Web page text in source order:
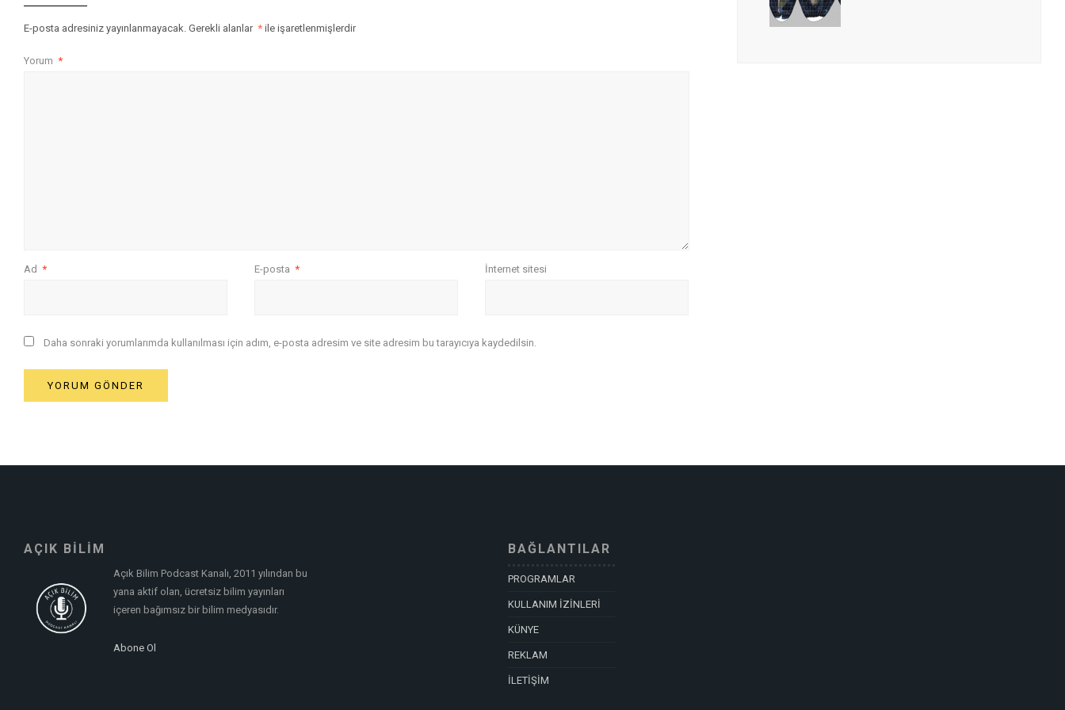
E-posta adresiniz yayınlanmayacak. Gerekli alanlar * ile işaretlenmişlerdir
Yorum *
Ad * E-posta * İnternet sitesi
Daha sonraki yorumlarımda kullanılması için adım, e-posta adresim ve site adresim bu tarayıcıya kaydedilsin.
AÇIK BİLİM
Açık Bilim Podcast Kanalı, 2011 yılından bu
yana aktif olan, ücretsiz bilim yayınları
içeren bağımsız bir bilim medyasıdır.
Abone Ol
BAĞLANTILAR
PROGRAMLAR
KULLANIM İZİNLERİ
KÜNYE
REKLAM
İLETİŞİM